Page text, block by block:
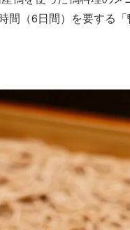
間（6日間）を要する